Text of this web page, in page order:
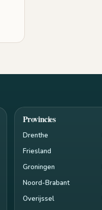
Provincies
Drenthe
Friesland
Groningen
Noord-Brabant
Overijssel